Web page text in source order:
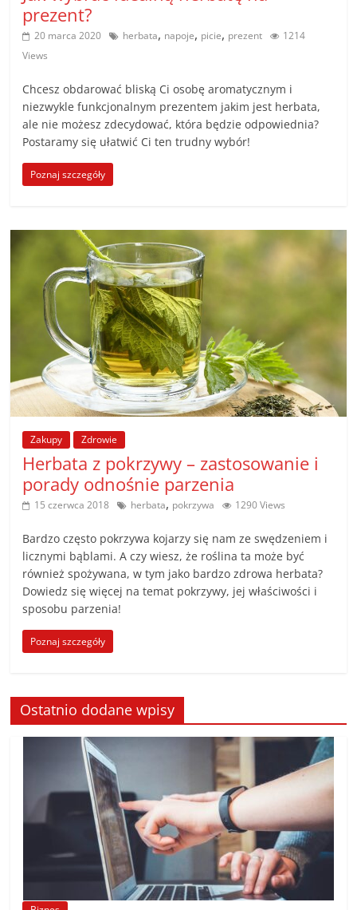
prezent?
20 marca 2020 herbata, napoje, picie, prezent
1214
Views
Chcesz obdarować bliską Ci osobę aromatycznym i
niezwykle funkcjonalnym prezentem jakim jest herbata,
ale nie możesz zdecydować, która będzie odpowiednia?
Postaramy się ułatwić Ci ten trudny wybór!
Poznaj szczegóły
Zakupy Zdrowie
Herbata z pokrzywy – zastosowanie i
porady odnośnie parzenia
15 czerwca 2018 herbata, pokrzywa 1290 Views
Bardzo często pokrzywa kojarzy się nam ze swędzeniem i
licznymi bąblami. A czy wiesz, że roślina ta może być
również spożywana, w tym jako bardzo zdrowa herbata?
Dowiedz się więcej na temat pokrzywy, jej właściwości i
sposobu parzenia!
Poznaj szczegóły
Ostatnio dodane wpisy